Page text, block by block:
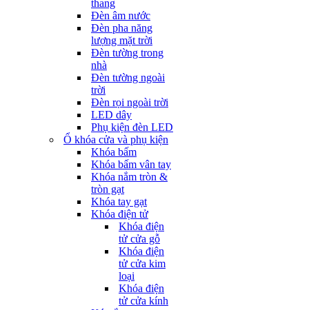
thang
Đèn âm nước
Đèn pha năng
lượng mặt trời
Đèn tường trong
nhà
Đèn tường ngoài
trời
Đèn rọi ngoài trời
LED dây
Phụ kiện đèn LED
Ổ khóa cửa và phụ kiện
Khóa bấm
Khóa bấm vân tay
Khóa nắm tròn &
tròn gạt
Khóa tay gạt
Khóa điện tử
Khóa điện
tử cửa gỗ
Khóa điện
tử cửa kim
loại
Khóa điện
tử cửa kính